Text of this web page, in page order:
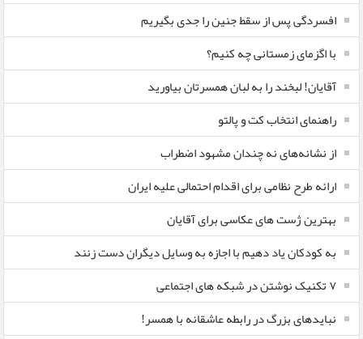
افسردگی پس از سقط جنین را جدی بگیریم
با اگزمای زمستانی چه کنیم؟
آقایان! لبخند را به لبان همسرتان بیاورید
راهنمای انتخاب کت و پالتو
از نشانه‌های نه چندان مشهود اضطراب
ارائه طرح نظامی برای اقدام احتمالی علیه ایران
بهترین ژست های عکاسی برای آقایان
به کودکان یاد دهیم با اجازه به وسایل دیگران دست زنند
۷ تکنیک نوشتن در شبکه های اجتماعی
نبایدهای بزرگ در رابطه عاشقانه با همسر!